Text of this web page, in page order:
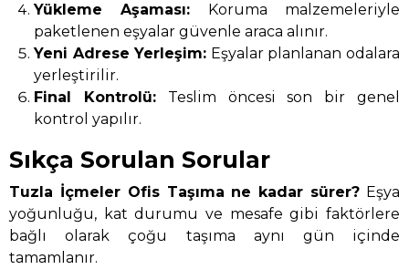
Yükleme Aşaması: Koruma malzemeleriyle
paketlenen eşyalar güvenle araca alınır.
Yeni Adrese Yerleşim: Eşyalar planlanan odalara
yerleştirilir.
Final Kontrolü: Teslim öncesi son bir genel
kontrol yapılır.
Sıkça Sorulan Sorular
Tuzla İçmeler Ofis Taşıma ne kadar sürer? Eşya
yoğunluğu, kat durumu ve mesafe gibi faktörlere
bağlı olarak çoğu taşıma aynı gün içinde
tamamlanır.